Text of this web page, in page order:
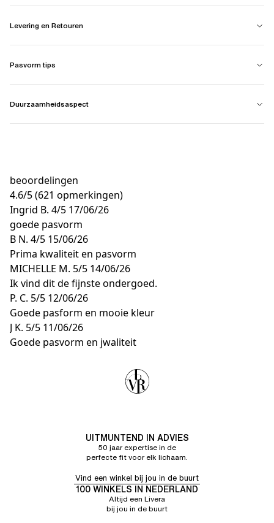
Levering en Retouren
Pasvorm tips
Duurzaamheidsaspect
beoordelingen
4.6/5(621 opmerkingen)
Ingrid B. 4/5 17/06/26
goede pasvorm
B N. 4/5 15/06/26
Prima kwaliteit en pasvorm
MICHELLE M. 5/5 14/06/26
Ik vind dit de fijnste ondergoed.
P. C. 5/5 12/06/26
Goede pasform en mooie kleur
J K. 5/5 11/06/26
Goede pasvorm en jwaliteit
UITMUNTEND IN ADVIES
50 jaar expertise in de
perfecte fit voor elk lichaam.
Vind een winkel bij jou in de buurt
100 WINKELS IN NEDERLAND
Altijd een Livera
bij jou in de buurt